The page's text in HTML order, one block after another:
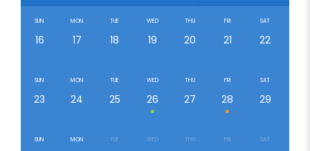
SUN
16
MON
17
TUE
18
WED
19
THU
20
FRI
21
SAT
22
SUN
23
MON
24
TUE
25
WED
26
THU
27
FRI
28
SAT
29
SUN MON TUE WED THU FRI SAT